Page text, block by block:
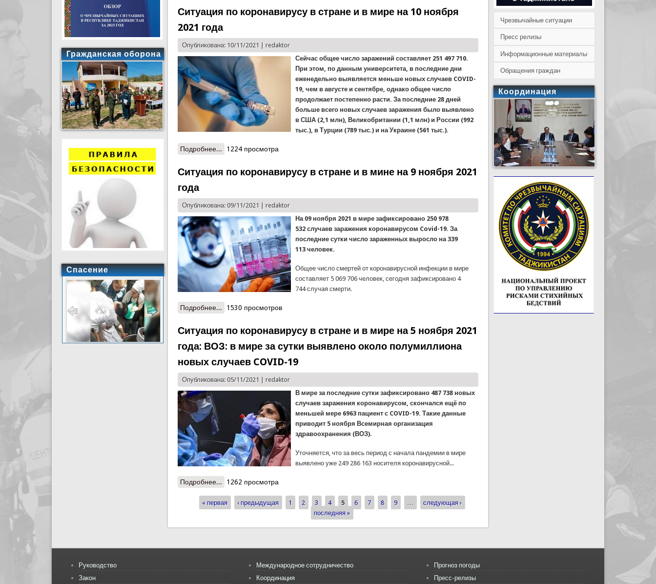
Ситуация по коронавирусу в стране и в мире на 10 ноября
2021 года
Опубликована: 10/11/2021 |redaktor
Сейчас общее число заражений составляет 251 497 710.
При этом, по данным университета, в последние дни
еженедельно выявляется меньше новых случаев COVID-
19, чем в августе и сентябре, однако общее число
продолжает постепенно расти. За последние 28 дней
больше всего новых случаев заражения было выявлено
в США (2,1 млн), Великобритании (1,1 млн) и России (992
тыс.), в Турции (789 тыс.) и на Украине (561 тыс.).
Подробнее... о Ситуация по коронавирусу в стране и в мире на 10 ноября 2021 года
1224 просмотра
Ситуация по коронавирусу в стране и в мине на 9 ноября 2021
года
Опубликована: 09/11/2021 |redaktor
На 09 ноября 2021 в мире зафиксировано 250 978
532 случаев заражения коронавирусом Covid-19. За
последние сутки число зараженных выросло на 339
113 человек.
Общее число смертей от коронавирусной инфекции в мире
составляет 5 069 706 человек, сегодня зафиксировано 4
744 случая смерти.
Подробнее... о Ситуация по коронавирусу в стране и в мине на 9 ноября 2021 года
1530 просмотров
Ситуация по коронавирусу в стране и в мире на 5 ноября 2021
года: ВОЗ: в мире за сутки выявлено около полумиллиона
новых случаев COVID-19
Опубликована: 05/11/2021 |redaktor
В мире за последние сутки зафиксировано 487 738 новых
случаев заражения коронавирусом, скончался ещё по
меньшей мере 6963 пациент с COVID-19. Такие данные
приводит 5 ноября Всемирная организация
здравоохранения (ВОЗ).
Уточняется, что за весь период с начала пандемии в мире
выявлено уже 249 286 163 носителя коронавирусной...
Подробнее... о Ситуация по коронавирусу в стране и в мире на 5 ноября 2021 года: ВОЗ: в мире за сутки выявлено около
1262 просмотра
Страницы
« первая ‹ предыдущая 1 2 3 4 5 6 7 8 9 …
следующая ›
последняя »
Гражданская оборона
Спасение
Чрезвычайные ситуации
Пресс релизы
Информационные материалы
Обращения граждан
Координация
Руководство
Закон
Международное сотрудничество
Координация
Прогноз погоды
Пресс-релизы